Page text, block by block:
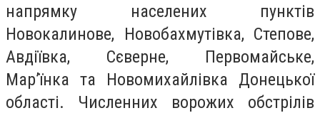
напрямку населених пунктів
Новокалинове, Новобахмутівка, Степове,
Авдіївка, Сєверне, Первомайське,
Мар’їнка та Новомихайлівка Донецької
області. Численних ворожих обстрілів